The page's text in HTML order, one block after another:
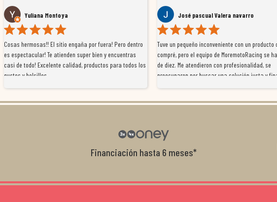
Yuliana Montoya
Cosas hermosas!! El sitio engaña por fuera! Pero dentro
es espectacular! Te atienden super bien y encuentras
casi de todo! Excelente calidad, productos para todos los
gustos y bolsillos
José pascual Valera navarro
Tuve un pequeño inconveniente con un producto
compré, pero el equipo de MoremotoRacing se
de diez. Me atendieron con profesionalidad, se
preocuparon por buscar una solución justa y
con el cliente, y me ofrecieron unas condiciones
Financiación hasta 6 meses*